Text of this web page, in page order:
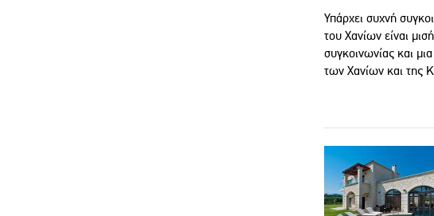
Υπάρχει συχνή
του Χανίων είναι
συγκοινωνίας και
των Χανίων και της